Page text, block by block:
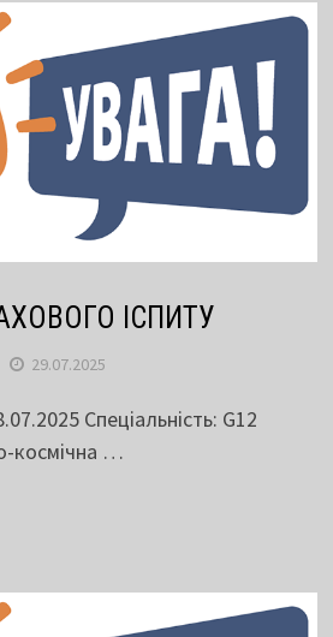
ІСПИТУ
29.07.2025
Спеціальність: G12
космічна …